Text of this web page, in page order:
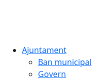
Ajuntament
Ban municipal
Govern